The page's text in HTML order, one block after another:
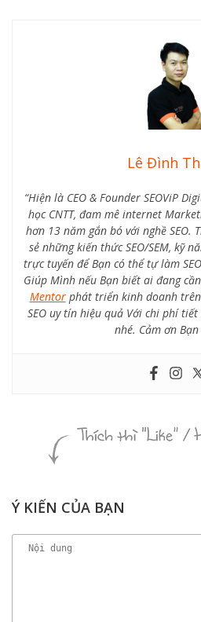
Lê Đình
“Hiện là CEO & Founder SEOViP
học CNTT, đam mê internet
hơn 13 năm gắn bó với nghề SEO.
sẻ những kiến thức SEO/SEM, kỹ
trực tuyến để Bạn có thể tự làm
Giúp Mình nếu Bạn biết ai đang cần
Mentorphát triển kinh doanh
SEO uy tín hiệu quả Với chi phí
nhé. Cảm ơn
Ý KIẾN CỦA BẠN